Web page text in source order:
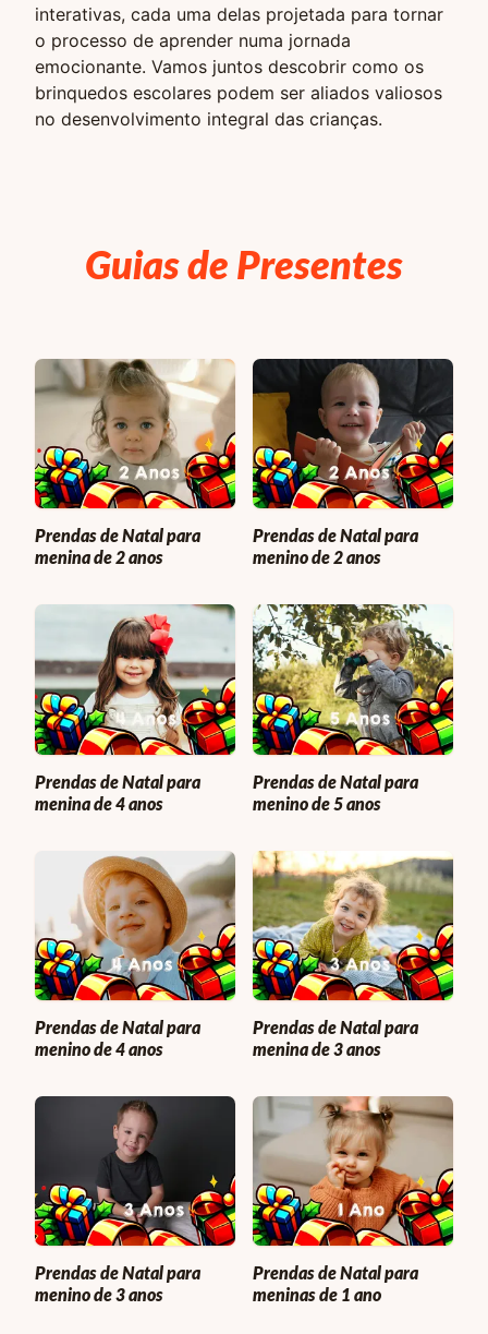
interativas, cada uma delas projetada para tornar
o processo de aprender numa jornada
emocionante. Vamos juntos descobrir como os
brinquedos escolares podem ser aliados valiosos
no desenvolvimento integral das crianças.
Guias de Presentes
Prendas de Natal para
menina de 2 anos
Prendas de Natal para
menino de 2 anos
Prendas de Natal para
menina de 4 anos
Prendas de Natal para
menino de 5 anos
Prendas de Natal para
menino de 4 anos
Prendas de Natal para
menina de 3 anos
Prendas de Natal para
menino de 3 anos
Prendas de Natal para
meninas de 1 ano